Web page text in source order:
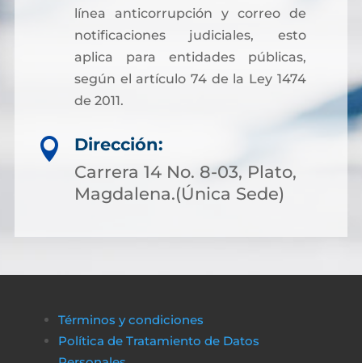
línea anticorrupción y correo de
notificaciones judiciales, esto
aplica para entidades públicas,
según el artículo 74 de la Ley 1474
de 2011.

Dirección:
Carrera 14 No. 8-03, Plato,
Magdalena.(Única Sede)
Términos y condiciones
Política de Tratamiento de Datos